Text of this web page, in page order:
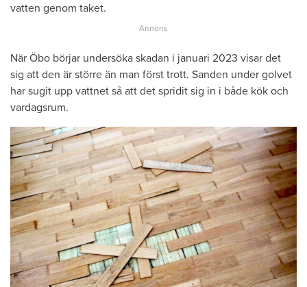
vatten genom taket.
När Öbo börjar undersöka skadan i januari 2023 visar det
sig att den är större än man först trott. Sanden under golvet
har sugit upp vattnet så att det spridit sig in i både kök och
vardagsrum.